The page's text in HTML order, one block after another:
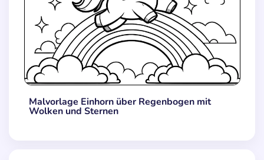
Malvorlage Einhorn über Regenbogen mit
Wolken und Sternen